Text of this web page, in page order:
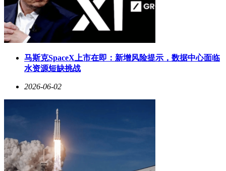
马斯克SpaceX上市在即：新增风险提示，数据中心面临
水资源短缺挑战
2026-06-02